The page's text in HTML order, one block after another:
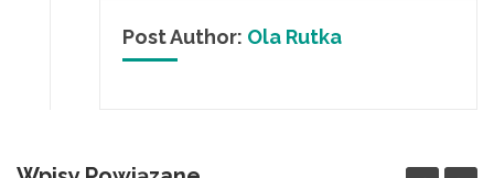
Post Author: Ola Rutka